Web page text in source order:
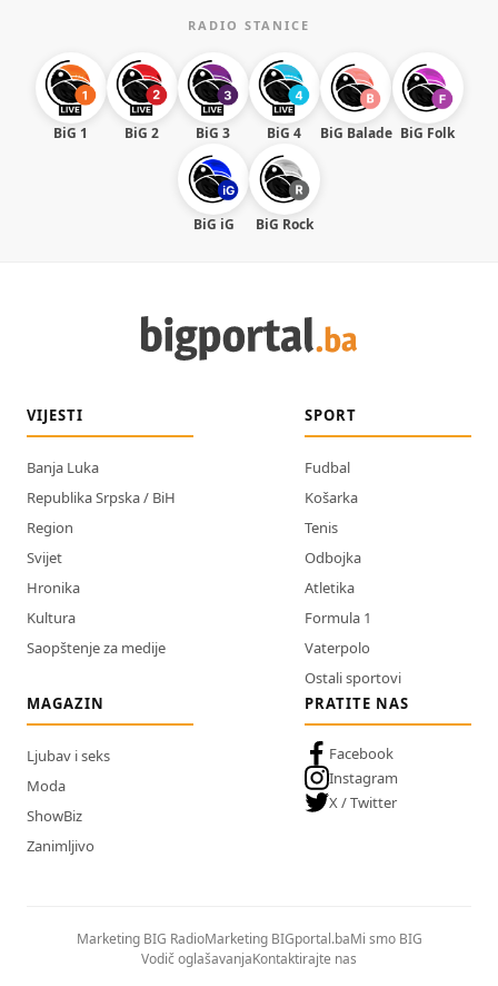
RADIO STANICE
BiG 1 BiG 2 BiG 3 BiG 4 BiG Balade BiG Folk
BiG iG BiG Rock
VIJESTI
Banja Luka
Republika Srpska / BiH
Region
Svijet
Hronika
Kultura
Saopštenje za medije
SPORT
Fudbal
Košarka
Tenis
Odbojka
Atletika
Formula 1
Vaterpolo
Ostali sportovi
MAGAZIN
Ljubav i seks
Moda
ShowBiz
Zanimljivo
PRATITE NAS
Facebook
Instagram
X / Twitter
Marketing BIG RadioMarketing BIGportal.baMi smo BIG
Vodič oglašavanjaKontaktirajte nas